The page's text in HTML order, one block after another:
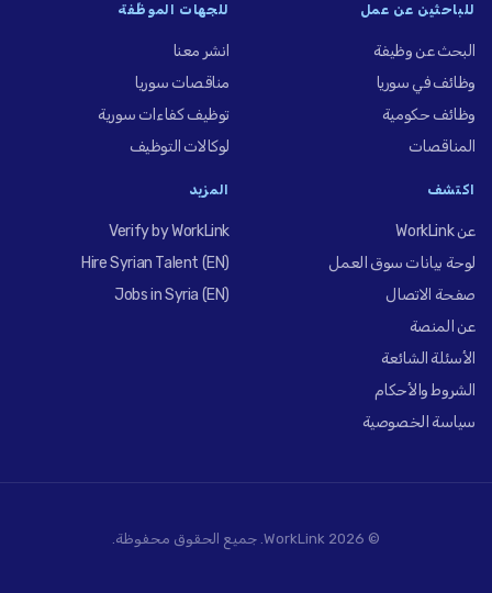
للباحثين عن عمل
البحث عن وظيفة
وظائف في سوريا
وظائف حكومية
المناقصات
للجهات الموظِّفة
انشر معنا
مناقصات سوريا
توظيف كفاءات سورية
لوكالات التوظيف
اكتشف
عن WorkLink
لوحة بيانات سوق العمل
صفحة الاتصال
عن المنصة
الأسئلة الشائعة
الشروط والأحكام
سياسة الخصوصية
المزيد
Verify by WorkLink
Hire Syrian Talent (EN)
Jobs in Syria (EN)
© 2026 WorkLink. جميع الحقوق محفوظة.